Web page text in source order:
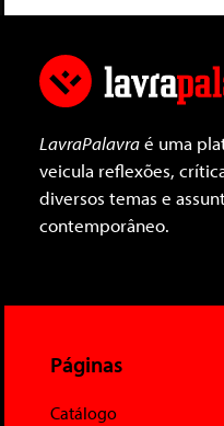
LavraPalavraé uma
veicula reflexões,
diversos temas e
contemporâneo.
Páginas
Catálogo